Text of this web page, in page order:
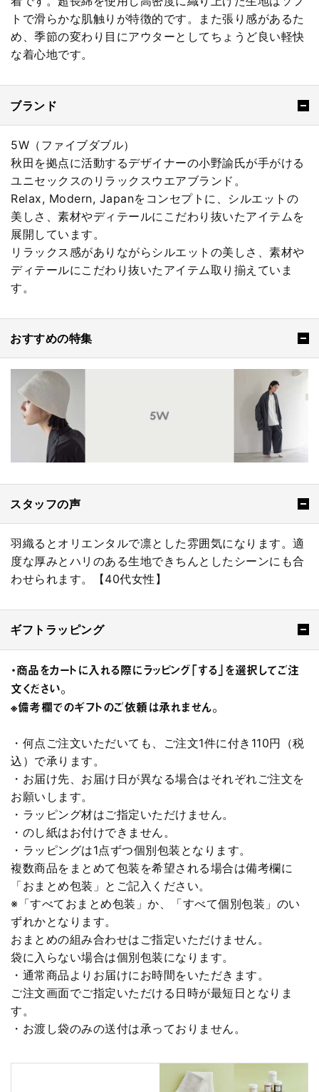
トで滑らかな肌触りが特徴的です。また張り感があるた
め、季節の変わり目にアウターとしてちょうど良い軽快
な着心地です。
ブランド
5W（ファイブダブル）
秋田を拠点に活動するデザイナーの小野諭氏が手がける
ユニセックスのリラックスウエアブランド。
Relax, Modern, Japanをコンセプトに、シルエットの
美しさ、素材やディテールにこだわり抜いたアイテムを
展開しています。
リラックス感がありながらシルエットの美しさ、素材や
ディテールにこだわり抜いたアイテム取り揃えていま
す。
おすすめの特集
スタッフの声
羽織るとオリエンタルで凛とした雰囲気になります。適
度な厚みとハリのある生地できちんとしたシーンにも合
わせられます。【40代女性】
ギフトラッピング
・商品をカートに入れる際にラッピング「する」を選択してご注
文ください。
※備考欄でのギフトのご依頼は承れません。
・何点ご注文いただいても、ご注文1件に付き110円（税
込）で承ります。
・お届け先、お届け日が異なる場合はそれぞれご注文を
お願いします。
・ラッピング材はご指定いただけません。
・のし紙はお付けできません。
・ラッピングは1点ずつ個別包装となります。
複数商品をまとめて包装を希望される場合は備考欄に
「おまとめ包装」とご記入ください。
※「すべておまとめ包装」か、「すべて個別包装」のい
ずれかとなります。
おまとめの組み合わせはご指定いただけません。
袋に入らない場合は個別包装になります。
・通常商品よりお届けにお時間をいただきます。
ご注文画面でご指定いただける日時が最短日となりま
す。
・お渡し袋のみの送付は承っておりません。